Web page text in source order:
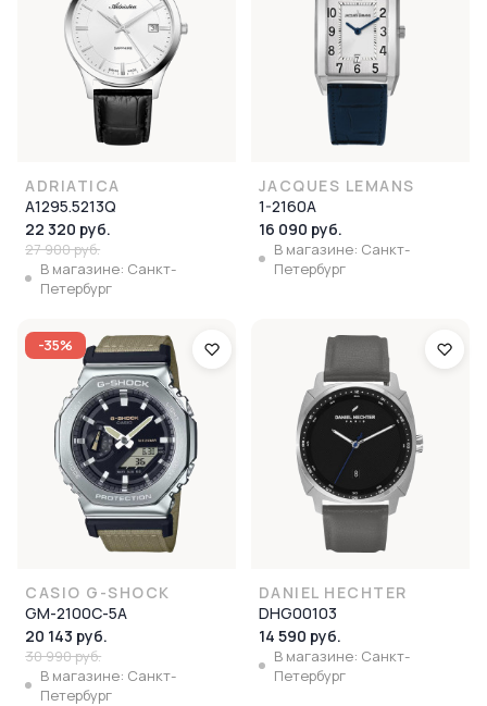
ADRIATICA
A1295.5213Q
22 320 руб.
27 900 руб.
В магазине: Санкт-
Петербург
JACQUES LEMANS
1-2160A
16 090 руб.
В магазине: Санкт-
Петербург
-35%
CASIO G-SHOCK
GM-2100C-5A
20 143 руб.
30 990 руб.
В магазине: Санкт-
Петербург
DANIEL HECHTER
DHG00103
14 590 руб.
В магазине: Санкт-
Петербург